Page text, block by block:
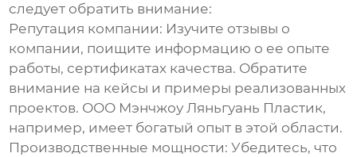
следует обратить внимание:
Репутация компании: Изучите отзывы о
компании, поищите информацию о ее опыте
работы, сертификатах качества. Обратите
внимание на кейсы и примеры реализованных
проектов. ООО Мэнчжоу Ляньгуань Пластик,
например, имеет богатый опыт в этой области.
Производственные мощности: Убедитесь, что